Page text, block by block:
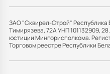
ЗАО "Сквирел-Строй" Республика
Тимирязева, 72А УНП 101132909,
юстиции Мингорисполкома.
Торговом реестре Республики